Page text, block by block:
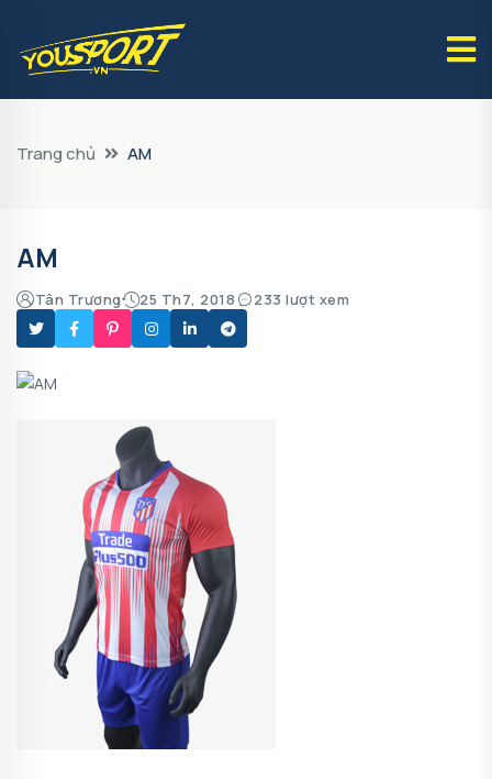
Trang chủ AM
AM
Tân Trương 25 Th7, 2018 233 lượt xem